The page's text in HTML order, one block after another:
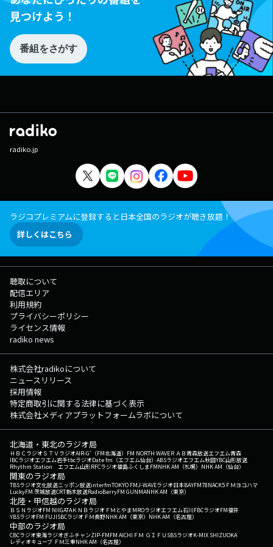
見つけよう！
番組をさがす
radiko.jp
ラジコプレミアムに登録すると日本全国のラジオが聴き放題！
詳しくはこちら
聴取について
配信エリア
利用規約
プライバシーポリシー
ライセンス情報
radiko news
株式会社radikoについて
ニュースリリース
採用情報
特定商取引に関する法律に基づく表示
株式会社メディアプラットフォームラボについて
北海道・東北のラジオ局
ＨＢＣラジオＳＴＶラジオAIR-G'（FM北海道） FM NORTH WAVEＲＡＢ青森放送エフエム青森
IBCラジオエフエム岩手tbcラジオDate fm（エフエム仙台） ABSラジオエフエム秋田YBC山形放送
Rhythm Station エフエム山形RFCラジオ福島ふくしまFMNHK AM（札幌） NHK AM（仙台）
関東のラジオ局
TBSラジオ文化放送ニッポン放送interfmTOKYO FMJ-WAVEラジオ日本BAYFM78NACK5 ＦＭヨコハマ
LuckyFM 茨城放送CRT栃木放送RadioBerryFM GUNMANHK AM（東京）
北陸・甲信越のラジオ局
ＢＳＮラジオFM NIIGATAＫＮＢラジオ ＦＭとやまMROラジオエフエム石川FBCラジオFM福井
YBSラジオFM FUJISBCラジオ ＦＭ長野NHK AM（東京） NHK AM（名古屋）
中部のラジオ局
CBCラジオ東海ラジオぎふチャンZIP-FMFM AICHI ＦＭ ＧＩＦＵ SBSラジオK-MIX SHIZUOKA
レディオキューブ ＦＭ三重NHK AM（名古屋）